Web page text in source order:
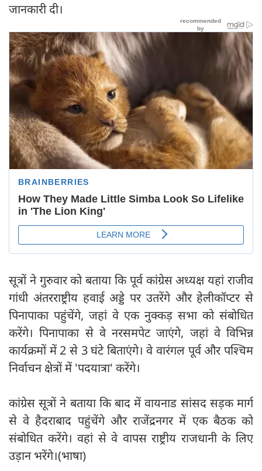
जानकारी दी।
सूत्रों ने गुरुवार को बताया कि पूर्व कांग्रेस अध्यक्ष यहां राजीव
गांधी अंतरराष्ट्रीय हवाई अड्डे पर उतरेंगे और हेलीकॉप्टर से
पिनापाका पहुंचेंगे, जहां वे एक नुक्कड़ सभा को संबोधित
करेंगे। पिनापाका से वे नरसमपेट जाएंगे, जहां वे विभिन्न
कार्यक्रमों में 2 से 3 घंटे बिताएंगे। वे वारंगल पूर्व और पश्चिम
निर्वाचन क्षेत्रों में 'पदयात्रा' करेंगे।
कांग्रेस सूत्रों ने बताया कि बाद में वायनाड सांसद सड़क मार्ग
से वे हैदराबाद पहुंचेंगे और राजेंद्रनगर में एक बैठक को
संबोधित करेंगे। वहां से वे वापस राष्ट्रीय राजधानी के लिए
उड़ान भरेंगे।(भाषा)